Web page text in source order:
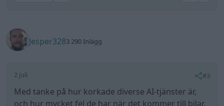
Jesper3283 290 Inlägg
2 juli #3
Med tanke på hur korkade diverse AI-tjänster är,
och hur mycket fel de har när det kommer till bilar,